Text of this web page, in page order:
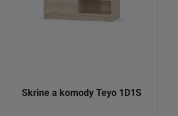
Skrine a komody Teyo 1D1S